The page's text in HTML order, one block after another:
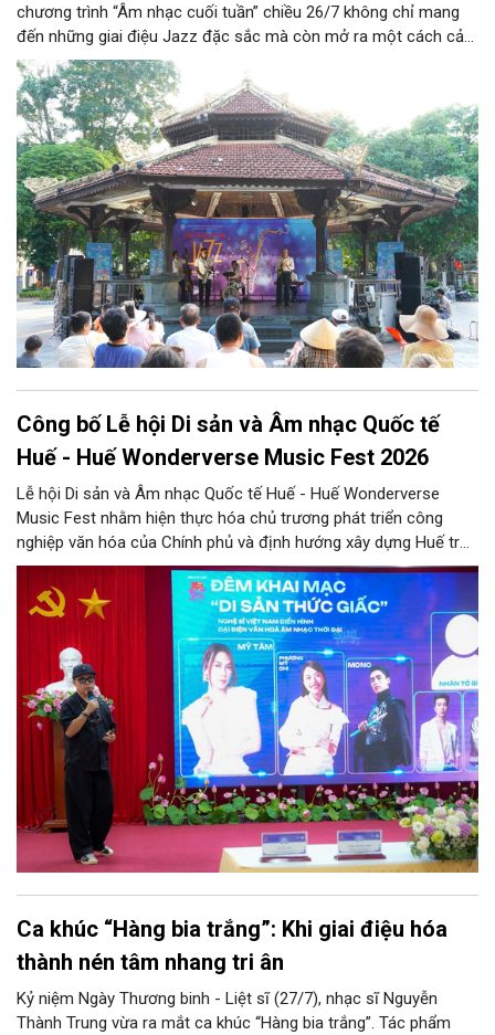
chương trình “Âm nhạc cuối tuần” chiều 26/7 không chỉ mang
đến những giai điệu Jazz đặc sắc mà còn mở ra một cách cảm
nhận mới về Hà Nội. Điểm nhấn của chương trình là ca khúc “Hà
Nội mùa thu” của nhạc sĩ Vũ Thanh đã đưa hình ảnh Thủ đô
hiện lên bằng vẻ đẹp tinh tế, giàu chiều sâu văn hóa, qua đó
khẳng định vai trò của nghệ thuật trong việc kiến tạo không
gian văn hóa cộng đồng và lan tỏa những giá trị bền vững của
thành phố.
Công bố Lễ hội Di sản và Âm nhạc Quốc tế
Huế - Huế Wonderverse Music Fest 2026
Lễ hội Di sản và Âm nhạc Quốc tế Huế - Huế Wonderverse
Music Fest nhằm hiện thực hóa chủ trương phát triển công
nghiệp văn hóa của Chính phủ và định hướng xây dựng Huế trở
thành Thành phố Festival đặc trưng của Việt Nam.
Ca khúc “Hàng bia trắng”: Khi giai điệu hóa
thành nén tâm nhang tri ân
Kỷ niệm Ngày Thương binh - Liệt sĩ (27/7), nhạc sĩ Nguyễn
Thành Trung vừa ra mắt ca khúc “Hàng bia trắng”. Tác phẩm